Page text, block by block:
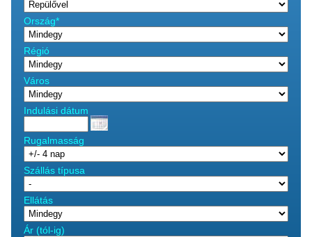
Ország*
Régió
Város
Indulási dátum
Rugalmasság
Szállás típusa
Ellátás
Ár (tól-ig)